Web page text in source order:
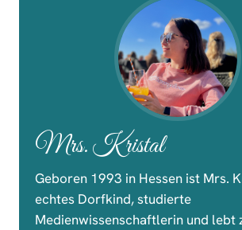
Mrs. Kristal
Geboren 1993 in Hessen ist Mrs.
echtes Dorfkind, studierte
Medienwissenschaftlerin und lebt